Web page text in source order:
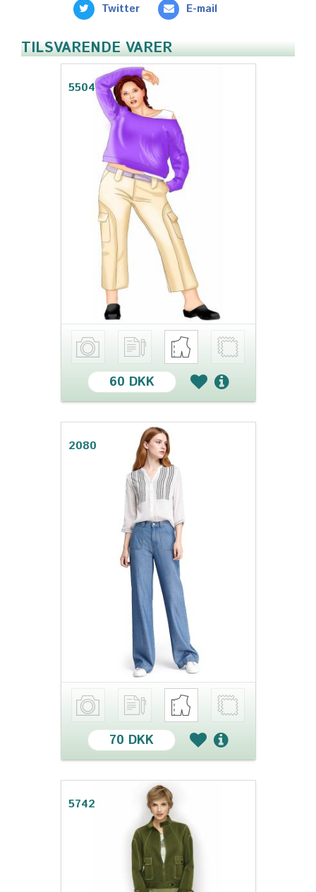
Twitter E-mail
TILSVARENDE VARER
5504
60 DKK
2080
70 DKK
5742